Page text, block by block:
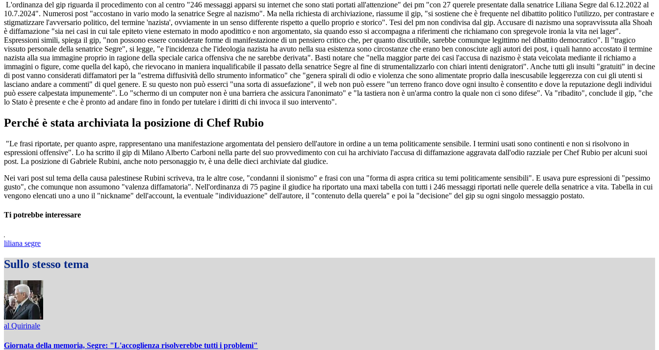
L'ordinanza del gip riguarda il procedimento con al centro "246 messaggi apparsi su internet che sono stati portati all'attenzione" dei pm "con 27 querele presentate dalla senatrice Liliana Segre dal 6.12.2022 al
10.7.2024". Numerosi post "accostano in vario modo la senatrice Segre al nazismo". Ma nella richiesta di archiviazione, riassume il gip, "si sostiene che è frequente nel dibattito politico l'utilizzo, per contrastare e
stigmatizzare l'avversario politico, del termine 'nazista', ovviamente in un senso differente rispetto a quello proprio e storico". Tesi del pm non condivisa dal gip. Accusare di nazismo una sopravvissuta alla Shoah
è diffamazione "sia nei casi in cui tale epiteto viene esternato in modo apodittico e non argomentato, sia quando esso si accompagna a riferimenti che richiamano con spregevole ironia la vita nei lager".
Espressioni simili, spiega il gip, "non possono essere considerate forme di manifestazione di un pensiero critico che, per quanto discutibile, sarebbe comunque legittimo nel dibattito democratico". Il "tragico
vissuto personale della senatrice Segre", si legge, "e l'incidenza che l'ideologia nazista ha avuto nella sua esistenza sono circostanze che erano ben conosciute agli autori dei post, i quali hanno accostato il termine
nazista alla sua immagine proprio in ragione della speciale carica offensiva che ne sarebbe derivata". Basti notare che "nella maggior parte dei casi l'accusa di nazismo è stata veicolata mediante il richiamo a
immagini o figure, come quella del kapò, che rievocano in maniera inqualificabile il passato della senatrice Segre al fine di strumentalizzarlo con chiari intenti denigratori". Anche tutti gli insulti "gratuiti" in decine
di post vanno considerati diffamatori per la "estrema diffusività dello strumento informatico" che "genera spirali di odio e violenza che sono alimentate proprio dalla inescusabile leggerezza con cui gli utenti si
lasciano andare a commenti" di quel genere. E su questo non può esserci "una sorta di assuefazione", il web non può essere "un terreno franco dove ogni insulto è consentito e dove la reputazione degli individui
può essere calpestata impunemente". Lo "schermo di un computer non è una barriera che assicura l'anonimato" e "la tastiera non è un'arma contro la quale non ci sono difese". Va "ribadito", conclude il gip, "che
lo Stato è presente e che è pronto ad andare fino in fondo per tutelare i diritti di chi invoca il suo intervento".
Perché è stata archiviata la posizione di Chef Rubio
"Le frasi riportate, per quanto aspre, rappresentano una manifestazione argomentata del pensiero dell'autore in ordine a un tema politicamente sensibile. I termini usati sono continenti e non si risolvono in
espressioni offensive". Lo ha scritto il gip di Milano Alberto Carboni nella parte del suo provvedimento con cui ha archiviato l'accusa di diffamazione aggravata dall'odio razziale per Chef Rubio per alcuni suoi
post. La posizione di Gabriele Rubini, anche noto personaggio tv, è una delle dieci archiviate dal giudice.
Nei vari post sul tema della causa palestinese Rubini scriveva, tra le altre cose, "condanni il sionismo" e frasi con una "forma di aspra critica su temi politicamente sensibili". E usava pure espressioni di "pessimo
gusto", che comunque non assumono "valenza diffamatoria". Nell'ordinanza di 75 pagine il giudice ha riportato una maxi tabella con tutti i 246 messaggi riportati nelle querele della senatrice a vita. Tabella in cui
vengono elencati uno a uno il "nickname" dell'account, la eventuale "individuazione" dell'autore, il "contenuto della querela" e poi la "decisione" del gip su ogni singolo messaggio postato.
Ti potrebbe interessare
liliana segre
Sullo stesso tema
al Quirinale
Giornata della memoria, Segre: "L'accoglienza risolverebbe tutti i problemi"